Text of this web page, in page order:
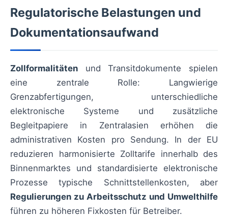
Regulatorische Belastungen und
Dokumentationsaufwand
Zollformalitäten und Transitdokumente spielen
eine zentrale Rolle: Langwierige
Grenzabfertigungen, unterschiedliche
elektronische Systeme und zusätzliche
Begleitpapiere in Zentralasien erhöhen die
administrativen Kosten pro Sendung. In der EU
reduzieren harmonisierte Zolltarife innerhalb des
Binnenmarktes und standardisierte elektronische
Prozesse typische Schnittstellenkosten, aber
Regulierungen zu Arbeitsschutz und Umwelthilfe
führen zu höheren Fixkosten für Betreiber.